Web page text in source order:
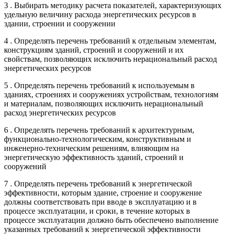
3 . Выбирать методику расчета показателей, характеризующих
удельную величину расхода энергетических ресурсов в
здании, строении и сооружении
4 . Определять перечень требований к отдельным элементам,
конструкциям зданий, строений и сооружений и их
свойствам, позволяющих исключить нерациональный расход
энергетических ресурсов
5 . Определять перечень требований к используемым в
зданиях, строениях и сооружениях устройствам, технологиям
и материалам, позволяющих исключить нерациональный
расход энергетических ресурсов
6 . Определять перечень требований к архитектурным,
функционально-технологическим, конструктивным и
инженерно-техническим решениям, влияющим на
энергетическую эффективность зданий, строений и
сооружений
7 . Определять перечень требований к энергетической
эффективности, которым здание, строение и сооружение
должны соответствовать при вводе в эксплуатацию и в
процессе эксплуатации, и сроки, в течение которых в
процессе эксплуатации должно быть обеспечено выполнение
указанных требований к энергетической эффективности